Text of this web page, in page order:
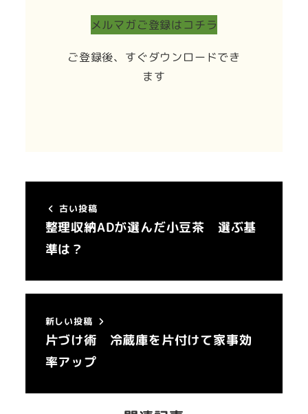
メルマガご登録はコチラ
ご登録後、すぐダウンロードでき
ます
古い投稿
整理収納ADが選んだ小豆茶 選ぶ基
準は？
新しい投稿
片づけ術 冷蔵庫を片付けて家事効
率アップ